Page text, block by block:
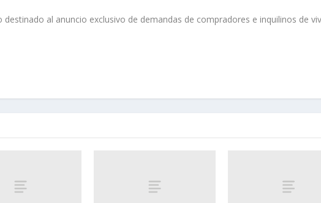
destinado al anuncio exclusivo de demandas de compradores e inquilinos de